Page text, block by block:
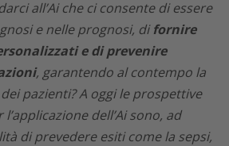
all’Ai che ci consente di essere
e nelle prognosi, difornire
e di prevenire
, garantendo al contempo la
pazienti? A oggi le prospettive
dell’Ai sono, ad
di prevedere esiti come la sepsi,